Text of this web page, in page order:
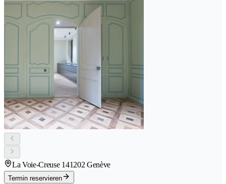
La Voie-Creuse 141202 Genève
Termin reservieren